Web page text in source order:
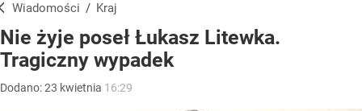
Wiadomości / Kraj
Nie żyje poseł Łukasz Litewka.
Tragiczny wypadek
Dodano:23 kwietnia 16:29